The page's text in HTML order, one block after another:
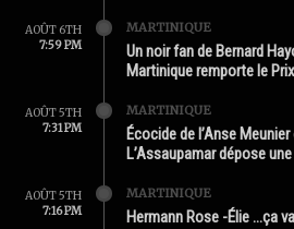
AOÛT 6TH
7:59 PM
MARTINIQUE
Un noir fan de Bernard
Martinique remporte le
AOÛT 5TH
7:31 PM
MARTINIQUE
Écocide de l’Anse
L’Assaupamar dépose
AOÛT 5TH
7:16 PM
MARTINIQUE
Hermann Rose -Élie …ça